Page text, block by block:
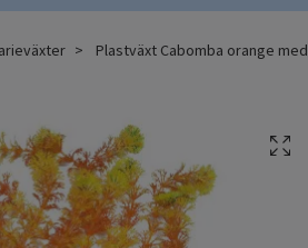
Plastväxt Cabomba orange